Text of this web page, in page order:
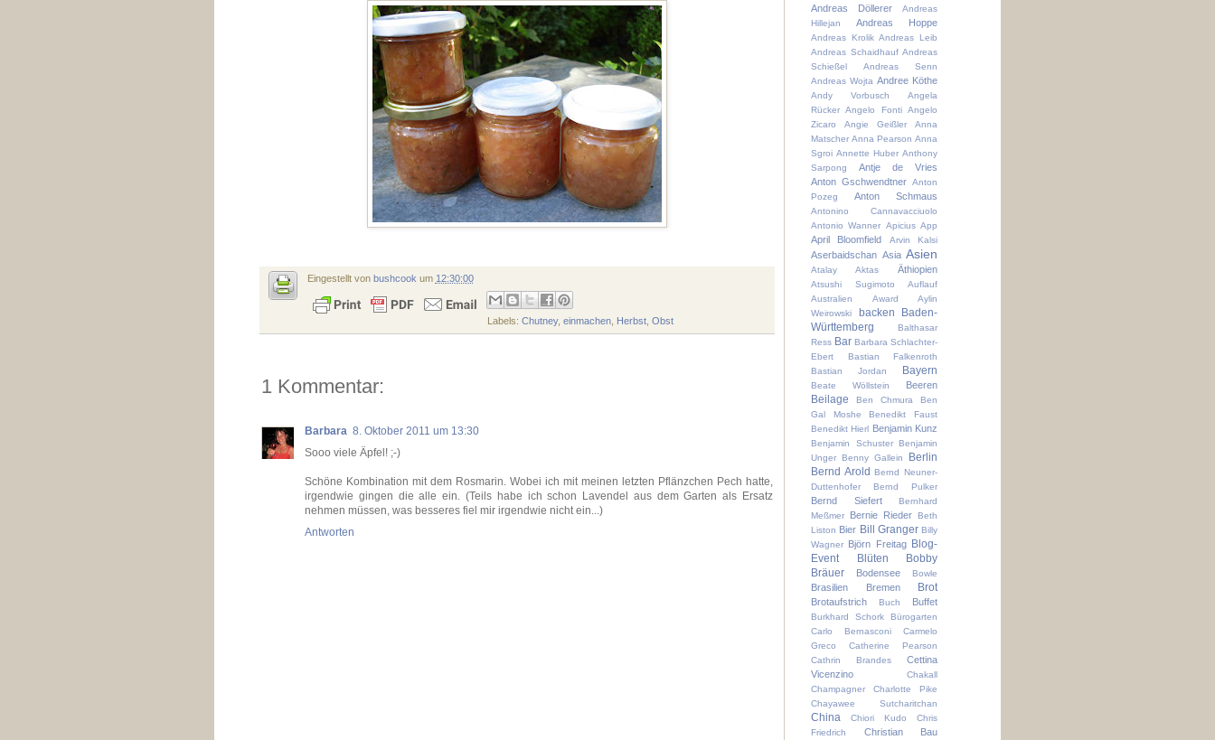
Eingestellt von bushcook um 12:30:00
Labels:Chutney,einmachen Herbst ,Obst
1 Kommentar:
Barbara 8. Oktober 2011 um 13:30
Sooo viele Äpfel! ;-)
Schöne Kombination mit dem Rosmarin. Wobei ich mit meinen letzten Pflänzchen Pech hatte,
irgendwie gingen die alle ein. (Teils habe ich schon Lavendel aus dem Garten als Ersatz
nehmen müssen, was besseres fiel mir irgendwie nicht ein...)
Antworten
Andreas Döllerer
Andreas
Hillejan
Andreas Hoppe
Andreas Krolik Andreas Leib
Andreas Schaidhauf Andreas
Schießel
Andreas Senn
Andreas Wojta Andree Köthe
Andy Vorbusch
Angela
Rücker Angelo Fonti Angelo
Zicaro
Angie Geißler
Anna
Matscher Anna Pearson Anna
Sgroi Annette Huber Anthony
Sarpong
Antje de Vries
Anton Gschwendtner Anton
Pozeg
Anton Schmaus
Antonino Cannavacciuolo
Antonio Wanner Apicius App
April Bloomfield Arvin Kalsi
Aserbaidschan Asia Asien
Atalay Aktas Äthiopien
Atsushi Sugimoto
Auflauf
Australien
Award
Aylin
Weirowski
backen
Baden-
Württemberg
Balthasar
Ress Bar Barbara Schlachter-
Ebert
Bastian Falkenroth
Bastian Jordan
Bayern
Beate Wöllstein Beeren
Beilage Ben Chmura
Ben
Gal Moshe
Benedikt Faust
Benedikt Hierl Benjamin Kunz
Benjamin Schuster
Benjamin
Unger
Benny Gallein
Berlin
Bernd Arold Bernd Neuner-
Duttenhofer
Bernd Pulker
Bernd Siefert
Bernhard
Meßmer
Bernie Rieder
Beth
Liston Bier Bill Granger Billy
Wagner Björn Freitag Blog-
Event
Blüten
Bobby
Bräuer
Bodensee Bowle
Brasilien Bremen Brot
Brotaufstrich Buch Buffet
Burkhard Schork
Bürogarten
Carlo Bernasconi
Carmelo
Greco
Catherine Pearson
Cathrin Brandes
Cettina
Vicenzino
Chakall
Champagner
Charlotte Pike
Chayawee Sutcharitchan
China Chiori Kudo
Chris
Friedrich
Christian Bau